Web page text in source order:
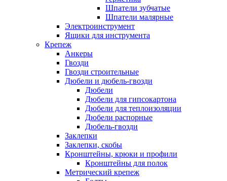
Шпатели зубчатые
Шпатели малярные
Электроинструмент
Ящики для инструмента
Крепеж
Анкеры
Гвозди
Гвозди строительные
Дюбели и дюбель-гвозди
Дюбели
Дюбели для гипсокартона
Дюбели для теплоизоляции
Дюбели распорные
Дюбель-гвозди
Заклепки
Заклепки, скобы
Кронштейны, крюки и профили
Кронштейны для полок
Метрический крепеж